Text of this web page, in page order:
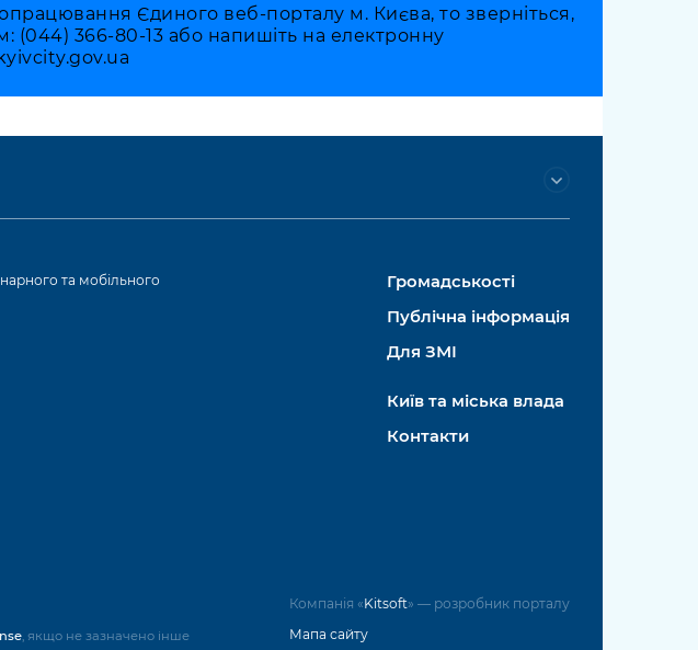
Єдиного веб-порталу м. Києва, то зверніться,
(044) 366-80-13 або напишіть на електронну
та мобільного
Громадськості
Публічна інформація
Для ЗМІ
Київ та міська влада
Контакти
Компанія «Kitsoft» — розробник порталу
Мапа сайту
, якщо не зазначено інше